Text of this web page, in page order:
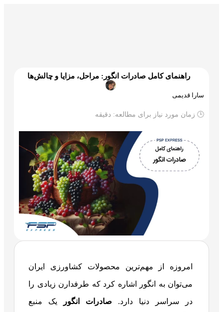
راهنمای کامل صادرات انگور: مراحل، مزایا و چالش‌ها
سارا قدیمی
🕒 زمان مورد نیاز برای مطالعه: دقیقه
امروزه از مهم‌ترین محصولات کشاورزی ایران
می‌توان به انگور اشاره کرد که طرفدارن زیادی را
در سراسر دنیا دارد. صادرات انگور یک منبع